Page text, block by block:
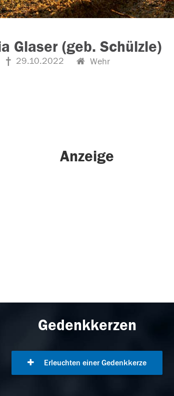
Glaser (geb. Schülzle)
29.10.2022 Wehr
Anzeige
Gedenkkerzen
Erleuchten einer Gedenkkerze